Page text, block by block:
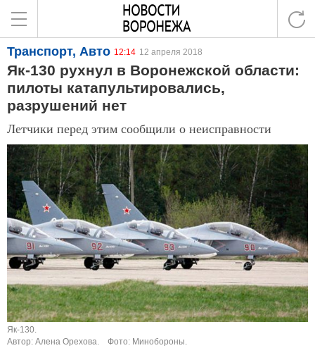
Транспорт, Авто 12:14 12 апреля 2018
Як-130 рухнул в Воронежской области:
пилоты катапультировались,
разрушений нет
Летчики перед этим сообщили о неисправности
Як-130.
Автор: Алена Орехова.
Фото: Минобороны.